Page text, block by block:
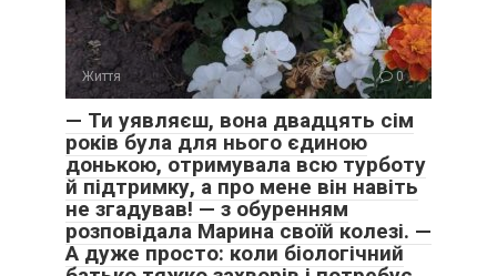
Життя 0
— Ти уявляєш, вона двадцять сім
років була для нього єдиною
донькою, отримувала всю турботу
й підтримку, а про мене він навіть
не згадував! — з обуренням
розповідала Марина своїй колезі. —
А дуже просто: коли біологічний